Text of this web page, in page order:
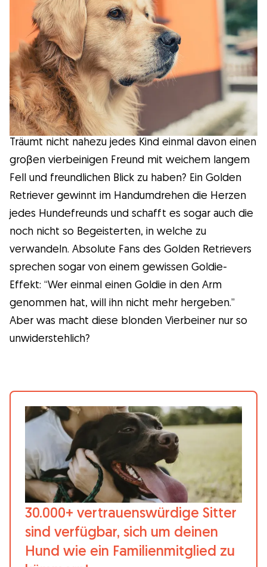
Wissenswert
Kuriositäten
Gesundheit
Erziehung
Hunderassen
Hundesitter
Was ist Gudog?
Gudog ist der einfachste Weg, den
perfekten Hundesitter zu finden und zu
buchen. Tausende von liebevollen Sittern
sind bereit, sich um deinen Hund wie ein
jeder Buchung.
Entdecke Gudog
Träumt nicht nahezu jedes Kind einmal davon einen
groβen vierbeinigen Freund mit weichem langem
Fell und freundlichen Blick zu haben? Ein Golden
Retriever gewinnt im Handumdrehen die Herzen
jedes Hundefreunds und schafft es sogar auch die
noch nicht so Begeisterten, in welche zu
verwandeln. Absolute Fans des Golden Retrievers
sprechen sogar von einem gewissen Goldie-
Effekt: “Wer einmal einen Goldie in den Arm
genommen hat, will ihn nicht mehr hergeben.”
Aber was macht diese blonden Vierbeiner nur so
unwiderstehlich?
30.000+ vertrauenswürdige Sitter
sind verfügbar, sich um deinen
Hund wie ein Familienmitglied zu